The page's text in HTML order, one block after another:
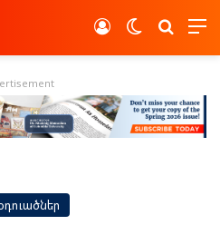
Switch skin
Log In